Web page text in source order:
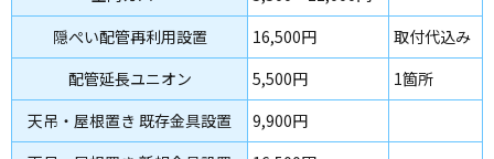
隠ぺい配管再利用設置
16,500円
取付代込み
配管延長ユニオン
5,500円
1箇所
天吊・屋根置き 既存金具設置
9,900円